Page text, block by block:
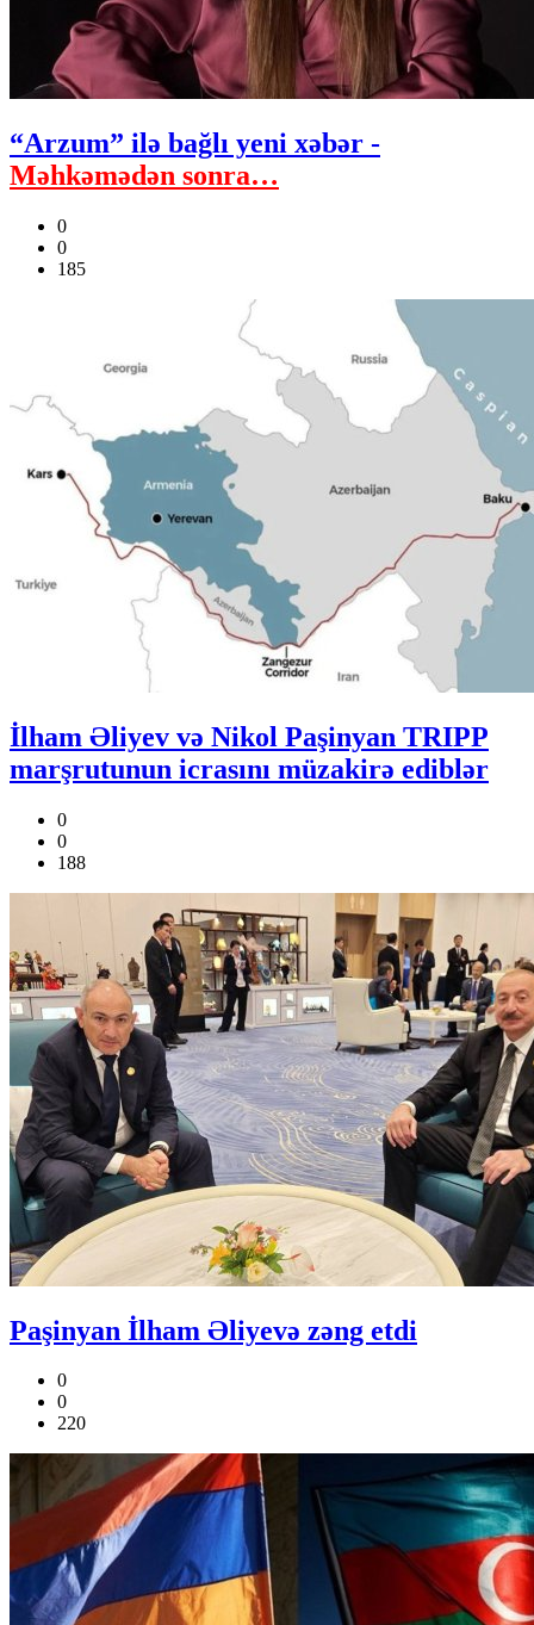
“Arzum” ilə bağlı yeni xəbər -
Məhkəmədən sonra…
0
0
185
İlham Əliyev və Nikol Paşinyan TRIPP
marşrutunun icrasını müzakirə ediblər
0
0
188
Paşinyan İlham Əliyevə zəng etdi
0
0
220